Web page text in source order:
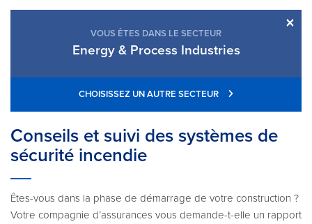
×
VOUS ÊTES DANS LE SECTEUR
Energy & Process Industries
CHOISISSEZ UN AUTRE SECTEUR
Conseils et suivi des systèmes de
sécurité incendie
Êtes-vous dans la phase de démarrage de votre construction ?
Votre compagnie d’assurances vous demande-t-elle un rapport